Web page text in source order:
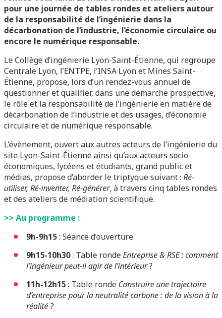
pour une journée de tables rondes et ateliers autour
de la responsabilité de l’ingénierie dans la
décarbonation de l’industrie, l’économie circulaire ou
encore le numérique responsable.
Le Collège d’ingénierie Lyon-Saint-Étienne, qui regroupe
Centrale Lyon, l’ENTPE, l’INSA Lyon et Mines Saint-
Étienne, propose, lors d’un rendez-vous annuel de
questionner et qualifier, dans une démarche prospective,
le rôle et la responsabilité de l’ingénierie en matière de
décarbonation de l’industrie et des usages, d’économie
circulaire et de numérique responsable.
L’évènement, ouvert aux autres acteurs de l’ingénierie du
site Lyon-Saint-Étienne ainsi qu’aux acteurs socio-
économiques, lycéens et étudiants, grand public et
médias, propose d’aborder le triptyque suivant : Ré-
utiliser, Ré-inventer, Ré-générer, à travers cinq tables rondes
et des ateliers de médiation scientifique.
>> Au programme :
9h-9h15: Séance d’ouverture
9h15-10h30: Table rondeEntreprise & RSE : comment
l’ingénieur peut-il agir de l’intérieur?
11h-12h15: Table ronde Construire une trajectoire
d’entreprise pour la neutralité carbone : de la vision à la
réalité ?